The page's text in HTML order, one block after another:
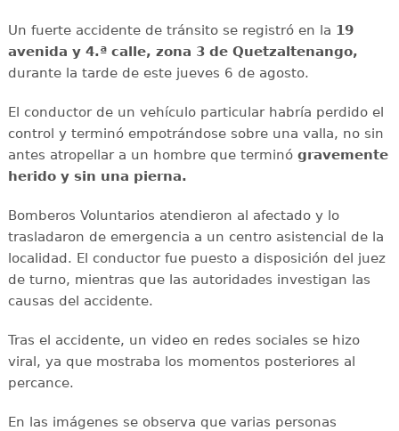
Un fuerte accidente de tránsito se registró en la 19
avenida y 4.ª calle, zona 3 de Quetzaltenango,
durante la tarde de este jueves 6 de agosto.
El conductor de un vehículo particular habría perdido el
control y terminó empotrándose sobre una valla, no sin
antes atropellar a un hombre que terminó gravemente
herido y sin una pierna.
Bomberos Voluntarios atendieron al afectado y lo
trasladaron de emergencia a un centro asistencial de la
localidad. El conductor fue puesto a disposición del juez
de turno, mientras que las autoridades investigan las
causas del accidente.
Tras el accidente, un video en redes sociales se hizo
viral, ya que mostraba los momentos posteriores al
percance.
En las imágenes se observa que varias personas